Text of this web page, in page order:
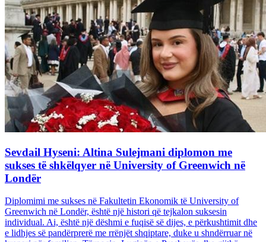
Sevdail Hyseni: Altina Sulejmani diplomon me
sukses të shkëlqyer në University of Greenwich në
Londër
Diplomimi me sukses në Fakultetin Ekonomik të University of
Greenwich në Londër, është një histori që tejkalon suksesin
individual. Ai, është një dëshmi e fuqisë së dijes, e përkushtimit dhe
e lidhjes së pandërprerë me rrënjët shqiptare, duke u shndërruar në